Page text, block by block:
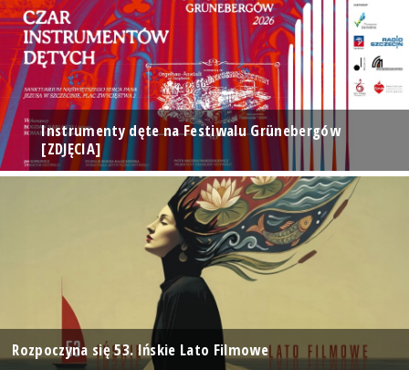
Instrumenty dęte na Festiwalu Grünebergów
[ZDJĘCIA]
Rozpoczyna się 53. Ińskie Lato Filmowe